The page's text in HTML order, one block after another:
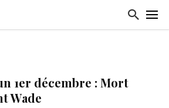
1er décembre : Mort
Wade